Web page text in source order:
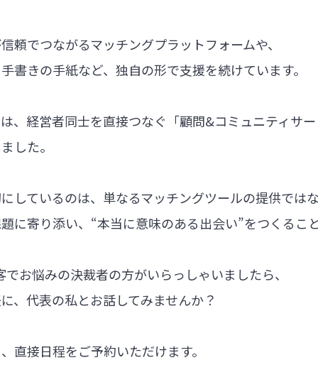
頼でつながるマッチングプラットフォームや、
書きの手紙など、独自の形で支援を続けています。
、経営者同士を直接つなぐ「顧問&コミュニティサ
した。
しているのは、単なるマッチングツールの提供では
に寄り添い、“本当に意味のある出会い”をつくるこ
お悩みの決裁者の方がいらっしゃいましたら、
、代表の私とお話してみませんか？
直接日程をご予約いただけます。